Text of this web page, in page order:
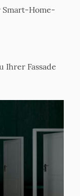
Smart-Home-
Ihrer Fassade